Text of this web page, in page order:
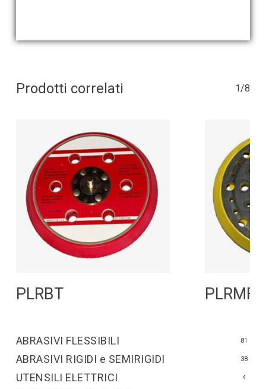
Prodotti correlati 1/8
PLRBT PLRMF
ABRASIVI FLESSIBILI 81
ABRASIVI RIGIDI e SEMIRIGIDI 38
UTENSILI ELETTRICI 4